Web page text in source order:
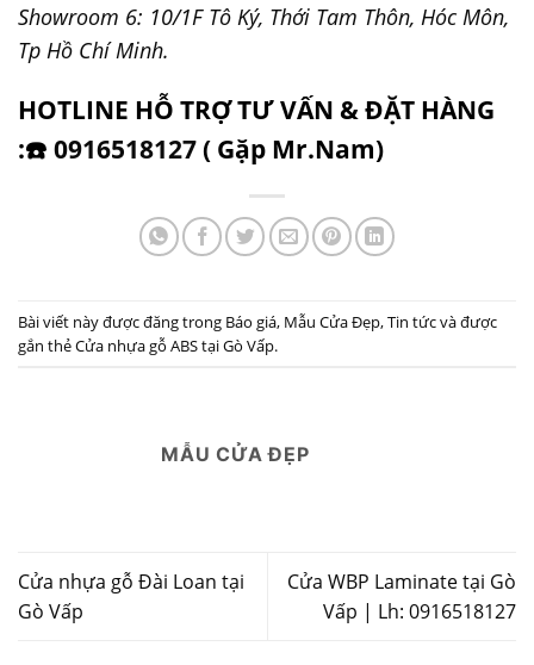
Showroom 6: 10/1F Tô Ký, Thới Tam Thôn, Hóc Môn,
Tp Hồ Chí Minh.
HOTLINE HỖ TRỢ TƯ VẤN & ĐẶT HÀNG
:☎️ 0916518127( Gặp Mr.Nam)
Bài viết này được đăng trong Báo giá, Mẫu Cửa Đẹp,Tin tứcvà được
gắn thẻCửa nhựa gỗ ABS tại Gò Vấp.
MẪU CỬA ĐẸP
Cửa nhựa gỗ Đài Loan tại
Gò Vấp
Cửa WBP Laminate tại Gò
Vấp | Lh: 0916518127